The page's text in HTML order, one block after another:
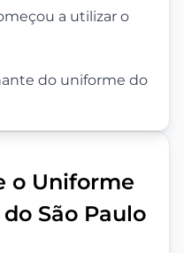
a utilizar o
do uniforme do
o Uniforme
São Paulo